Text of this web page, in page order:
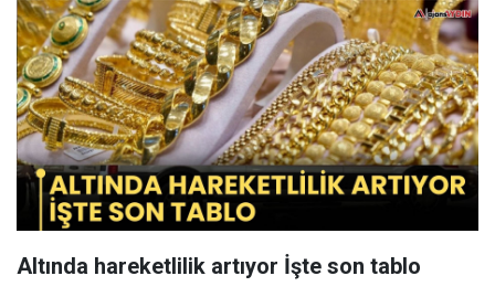
Altında hareketlilik artıyor İşte son tablo